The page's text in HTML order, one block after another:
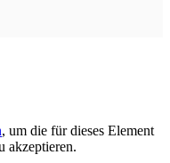
, um die für dieses Element
akzeptieren.